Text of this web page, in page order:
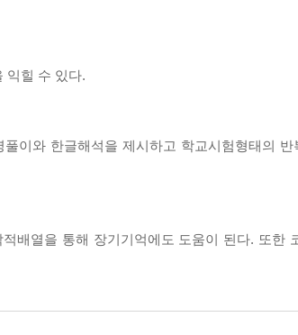
익힐 수 있다.
이와 한글해석을 제시하고 학교시험형태의
배열을 통해 장기기억에도 도움이 된다. 또한